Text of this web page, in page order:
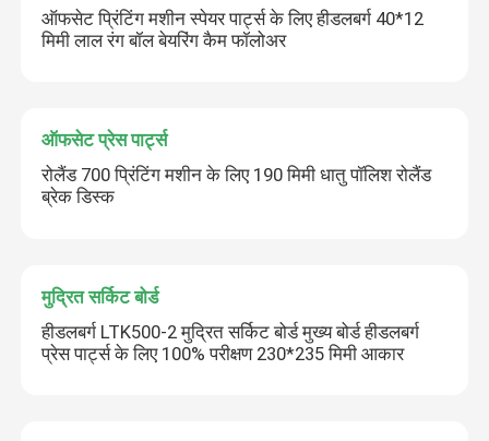
ऑफसेट प्रिंटिंग मशीन स्पेयर पार्ट्स के लिए हीडलबर्ग 40*12
मिमी लाल रंग बॉल बेयरिंग कैम फॉलोअर
ऑफसेट प्रेस पार्ट्स
रोलैंड 700 प्रिंटिंग मशीन के लिए 190 मिमी धातु पॉलिश रोलैंड
ब्रेक डिस्क
मुद्रित सर्किट बोर्ड
हीडलबर्ग LTK500-2 मुद्रित सर्किट बोर्ड मुख्य बोर्ड हीडलबर्ग
प्रेस पार्ट्स के लिए 100% परीक्षण 230*235 मिमी आकार